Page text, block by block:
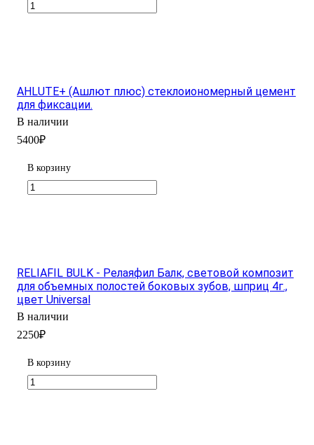
AHLUTE+ (Ашлют плюс) стеклоиономерный цемент
для фиксации.
В наличии
5400₽
В корзину
RELIAFIL BULK - Релаяфил Балк, световой композит
для объемных полостей боковых зубов, шприц 4г.,
цвет Universal
В наличии
2250₽
В корзину